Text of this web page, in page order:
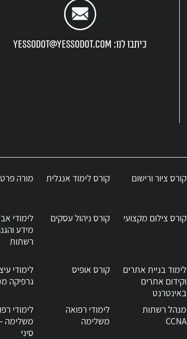
קורס עין הבדולח -
כיתבו לנו: yessodot@yessodot.com
קורס ציור ורישום קורס לימוד אנגלית מורה
קורס צילום מקצועי קורס ניהול עסקים
לימודי
מידע
רשתות
לימוד בניית אתרים
וקידום אתרים
באינטרנט
קורס אופיס
לימודי
גרפיקה
מנהל רשתות
CCNA
לימודי רפואה
משלימה
לימודי
משלימה
סיני